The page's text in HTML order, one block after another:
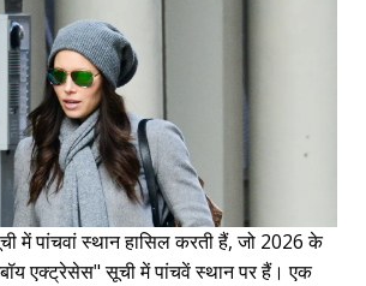
में पांचवां स्थान हासिल करती हैं, जो 2026 के
एक्ट्रेसेस" सूची में पांचवें स्थान पर हैं। एक